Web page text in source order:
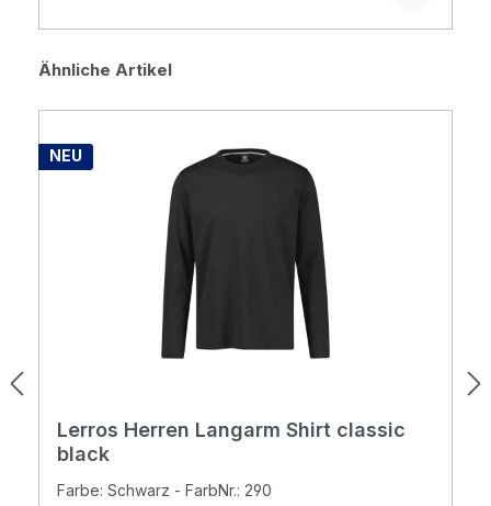
Produktgalerie überspringen
Ähnliche Artikel
NEU
Lerros Herren Langarm Shirt classic
black
Farbe: Schwarz - FarbNr.: 290